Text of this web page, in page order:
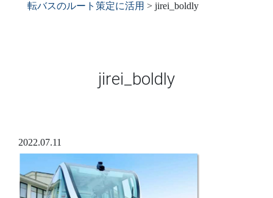
転バスのルート策定に活用 > jirei_boldly
jirei_boldly
2022.07.11